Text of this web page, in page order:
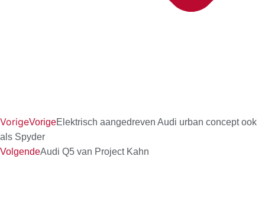
VorigeVorigeElektrisch aangedreven Audi urban concept ook
als Spyder
VolgendeAudi Q5 van Project Kahn